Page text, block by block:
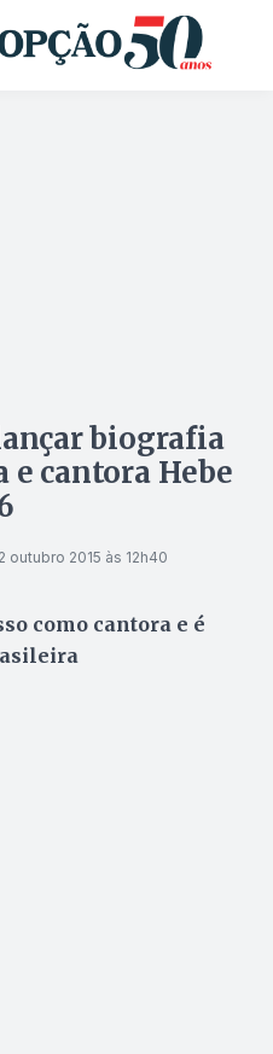
biografia
e cantora Hebe
outubro 2015 às 12h40
como cantora e é